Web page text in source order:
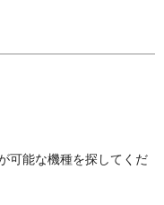
可能な機種を探してくだ